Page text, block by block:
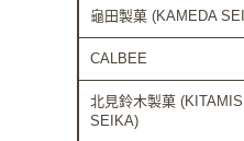
龜田製菓 (KAMEDA
CALBEE
北見鈴木製菓
SEIKA)